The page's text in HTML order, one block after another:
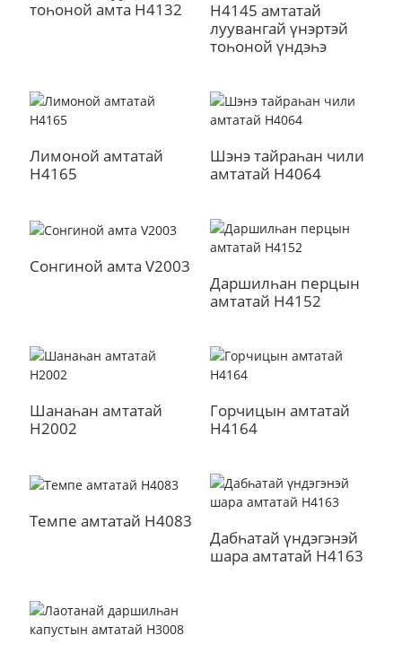
тоһоной амта H4132
H4145 амтатай
луувангай үнэртэй
тоһоной үндэһэ
Лимоной амтатай
H4165
Шэнэ тайраһан чили
амтатай H4064
Сонгиной амта V2003
Даршилһан перцын
амтатай H4152
Шанаһан амтатай
H2002
Горчицын амтатай
H4164
Темпе амтатай H4083
Дабһатай үндэгэнэй
шара амтатай H4163